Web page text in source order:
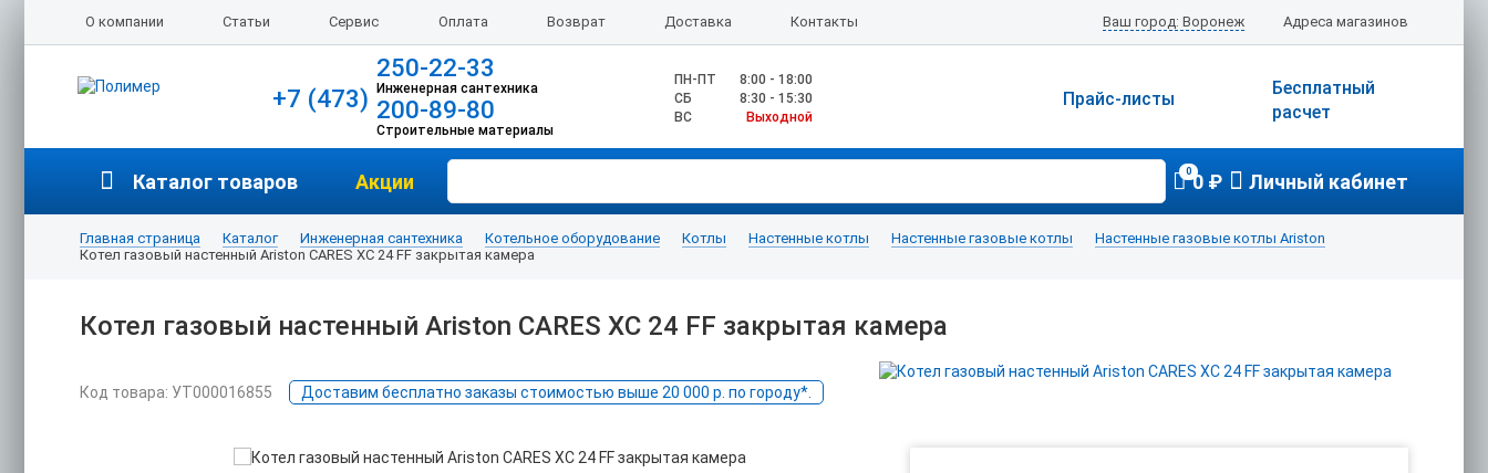
О компании Статьи Сервис Оплата Возврат Доставка Контакты Адреса магазинов
Ваш город: Воронеж
+7 (473)
250-22-33
Инженерная сантехника
200-89-80
Строительные материалы
ПН-ПТ
8:00 - 18:00
CБ
8:30 - 15:30
ВС
Выходной
Бесплатный
расчет
Прайс-листы
Каталог товаров Акции 00 ₽ Личный кабинет
Главная страница Каталог Инженерная сантехника Котельное оборудование Котлы Настенные котлы Настенные газовые котлы
Настенные газовые котлы Ariston
Котел газовый настенный Ariston CARES XС 24 FF закрытая камера
Котел газовый настенный Ariston CARES XС 24 FF закрытая камера
Код товара: УТ000016855 Доставим бесплатно заказы стоимостью выше 20 000 р. по городу*.